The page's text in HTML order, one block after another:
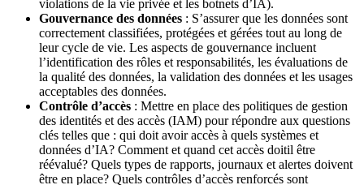
violations de la vie privée et les botnets d’IA).
Gouvernance des données : S’assurer que les données sont
correctement classifiées, protégées et gérées tout au long de
leur cycle de vie. Les aspects de gouvernance incluent
l’identification des rôles et responsabilités, les évaluations de
la qualité des données, la validation des données et les usages
acceptables des données.
Contrôle d’accès : Mettre en place des politiques de gestion
des identités et des accès (IAM) pour répondre aux questions
clés telles que : qui doit avoir accès à quels systèmes et
données d’IA? Comment et quand cet accès doitil être
réévalué? Quels types de rapports, journaux et alertes doivent
être en place? Quels contrôles d’accès renforcés sont